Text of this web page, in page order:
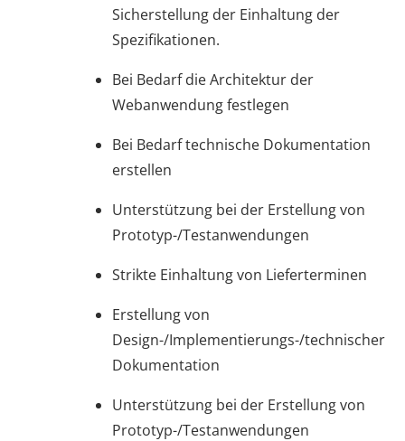
Sicherstellung der Einhaltung der
Spezifikationen.
Bei Bedarf die Architektur der
Webanwendung festlegen
Bei Bedarf technische Dokumentation
erstellen
Unterstützung bei der Erstellung von
Prototyp-/Testanwendungen
Strikte Einhaltung von Lieferterminen
Erstellung von
Design-/Implementierungs-/technischer
Dokumentation
Unterstützung bei der Erstellung von
Prototyp-/Testanwendungen